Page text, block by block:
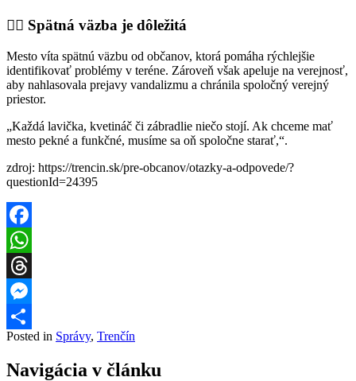
🙋‍♀️ Spätná väzba je dôležitá
Mesto víta spätnú väzbu od občanov, ktorá pomáha rýchlejšie
identifikovať problémy v teréne. Zároveň však apeluje na verejnosť,
aby nahlasovala prejavy vandalizmu a chránila spoločný verejný
priestor.
„Každá lavička, kvetináč či zábradlie niečo stojí. Ak chceme mať
mesto pekné a funkčné, musíme sa oň spoločne starať,“.
zdroj: https://trencin.sk/pre-obcanov/otazky-a-odpovede/?
questionId=24395
Facebook
WhatsApp
Threads
Messenger
Share
Posted in Správy, Trenčín
Navigácia v článku